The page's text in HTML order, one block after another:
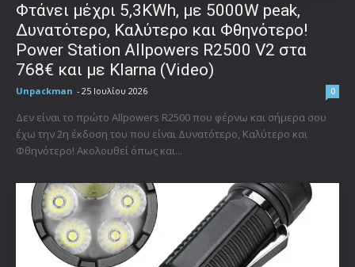
Φτάνει μέχρι 5,3KWh, με 5000W peak,
Δυνατότερο, Καλύτερο και Φθηνότερο!
Power Station Allpowers R2500 V2 στα
768€ και με Klarna (Video)
Unpackman - 25 Ιουλίου 2026 0
Δεν είναι το πρώτο Allpowers R2500 που φέρνω και σήμερα σου
έχω την 2η έκδοση του που είναι Δυνατότερο, Καλύτερο και
Φθηνότερο! Ακολουθεί όπως και...